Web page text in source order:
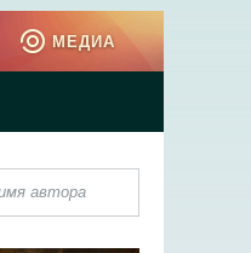
МЕДИА